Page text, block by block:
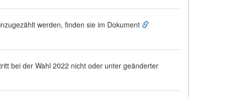
werden, finden sie im Dokument
bei der Wahl 2022 nicht oder unter geänderter